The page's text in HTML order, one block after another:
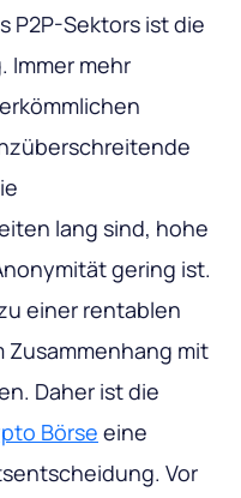
P2P-Sektors ist die
Immer mehr
lang sind, hohe
gering ist.
einer rentablen
mit
Daher ist die
Börse eine
Vor